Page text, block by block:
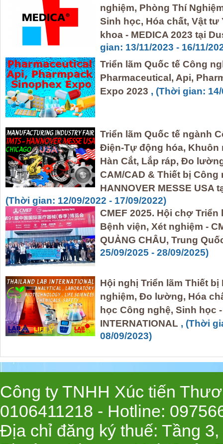
nghiệm, Phòng Thí
Sinh học, Hóa chất, Vật tư
khoa - MEDICA 2023 tại
gian: 13/11/2023 - 16/11/
Triển lãm Quốc tế Công
Pharmaceutical, Api,
Expo 2023 , (Thời gian:
Triển lãm Quốc tế ngành
Điện-Tự động hóa, Khuôn
Hàn Cắt, Lắp ráp, Đo
CAM/CAD & Thiết bị Công
HANNOVER MESSE USA
(Thời gian: 12/09/2022 - 17/09/2022)
CMEF 2025. Hội chợ Triển
Bệnh viện, Xét nghiệm -
QUẢNG CHÂU, Trung
25/09/2025 - 28/09/2025)
Hội nghị Triển lãm Thiết
nghiệm, Đo lường, Hóa
học Công nghệ, Sinh học
INTERNATIONAL , (Thời
08/09/2023)
Công ty TNHH Xúc tiến
0106411218 - Hotline:
Địa chỉ đăng ký thuế: Tầng